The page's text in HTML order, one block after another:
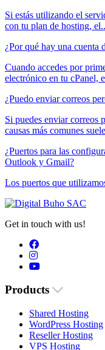
Si estás utilizando el
con tu plan de hosting,
¿Por qué hay una cuenta
Cuando accedes por
electrónico en tu cPanel,
¿Puedo enviar correos
Si puedes enviar correos
causas más comunes
¿Puertos para las
Outlook y Gmail?
Los puertos que
Get in touch with us!
Products
Shared Hosting
WordPress Hosting
Reseller Hosting
VPS Hosting